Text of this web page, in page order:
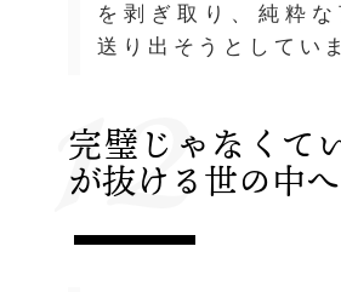
を剥ぎ取り、純粋
送り出そうとしてい
完璧じゃなくて
が抜ける世の中へ
12